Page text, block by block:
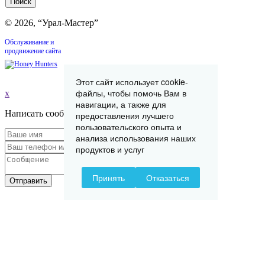
© 2026, “Урал-Мастер”
Обслуживание и
продвижение сайта
x
Написать сообщение
Отправить
Этот сайт использует cookie-
файлы, чтобы помочь Вам в
навигации, а также для
предоставления лучшего
пользовательского опыта и
анализа использования наших
продуктов и услуг
Принять Отказаться